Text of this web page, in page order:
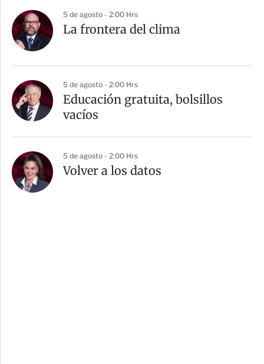
5 de agosto - 2:00 Hrs
La frontera del clima
5 de agosto - 2:00 Hrs
Educación gratuita, bolsillos
vacíos
5 de agosto - 2:00 Hrs
Volver a los datos